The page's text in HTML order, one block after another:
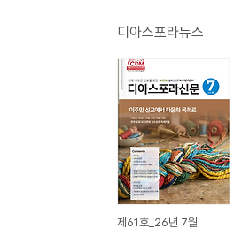
디아스포라뉴스
제61호_26년 7월